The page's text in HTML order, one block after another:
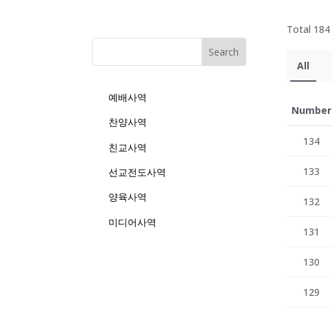
예배사역
찬양사역
친교사역
선교전도사역
양육사역
미디어사역
Total 184
All
Number
134
133
132
131
130
129